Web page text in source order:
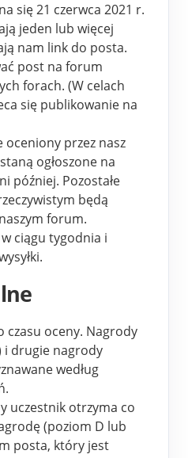
się 21 czerwca 2021 r.
jeden lub więcej
nam link do posta.
post na forum
forach. (W celach
się publikowanie na
przez nasz
ogłoszone na
później. Pozostałe
będą
forum.
ciągu tygodnia i
czasu oceny. Nagrody
i drugie nagrody
według
uczestnik otrzyma co
(poziom D lub
posta, który jest